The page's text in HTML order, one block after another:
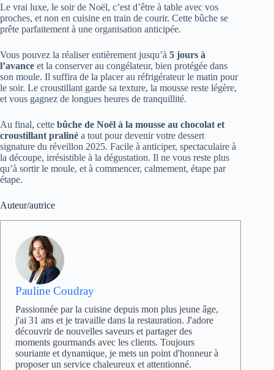
Le vrai luxe, le soir de Noël, c’est d’être à table avec vos
proches, et non en cuisine en train de courir. Cette bûche se
prête parfaitement à une organisation anticipée.
Vous pouvez la réaliser entièrement jusqu’à 5 jours à
l’avance et la conserver au congélateur, bien protégée dans
son moule. Il suffira de la placer au réfrigérateur le matin pour
le soir. Le croustillant garde sa texture, la mousse reste légère,
et vous gagnez de longues heures de tranquillité.
Au final, cette bûche de Noël à la mousse au chocolat et
croustillant praliné a tout pour devenir votre dessert
signature du réveillon 2025. Facile à anticiper, spectaculaire à
la découpe, irrésistible à la dégustation. Il ne vous reste plus
qu’à sortir le moule, et à commencer, calmement, étape par
étape.
Auteur/autrice
Pauline Coudray
Passionnée par la cuisine depuis mon plus jeune âge,
j'ai 31 ans et je travaille dans la restauration. J'adore
découvrir de nouvelles saveurs et partager des
moments gourmands avec les clients. Toujours
souriante et dynamique, je mets un point d'honneur à
proposer un service chaleureux et attentionné.